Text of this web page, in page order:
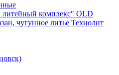
литейный комплекс" OLD
чугунное литье Технолит